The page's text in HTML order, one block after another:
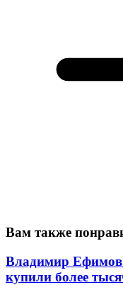
Вам также
Владимир
купили более